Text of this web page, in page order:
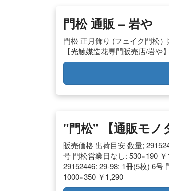
門松 通販 – 岩や
門松 正月飾り (フェイク門松
【光触媒造花専門販売店/岩や
"門松" 【通販モノ
販売価格 出荷目安 数量;
号 門松営業日なし: 530×190
29152446: 29-98: 1冊(5枚) 6号
1000×350 ￥1,290